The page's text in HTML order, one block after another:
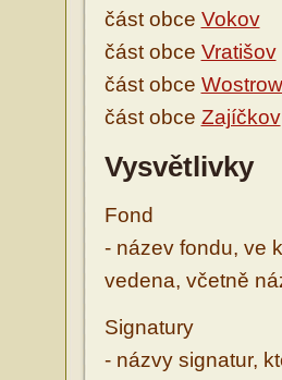
část obce Vokov
část obce Vratišov
část obce
část obce Zajíčkov
Vysvětlivky
Fond
- název fondu, ve
vedena, včetně
Signatury
- názvy signatur,